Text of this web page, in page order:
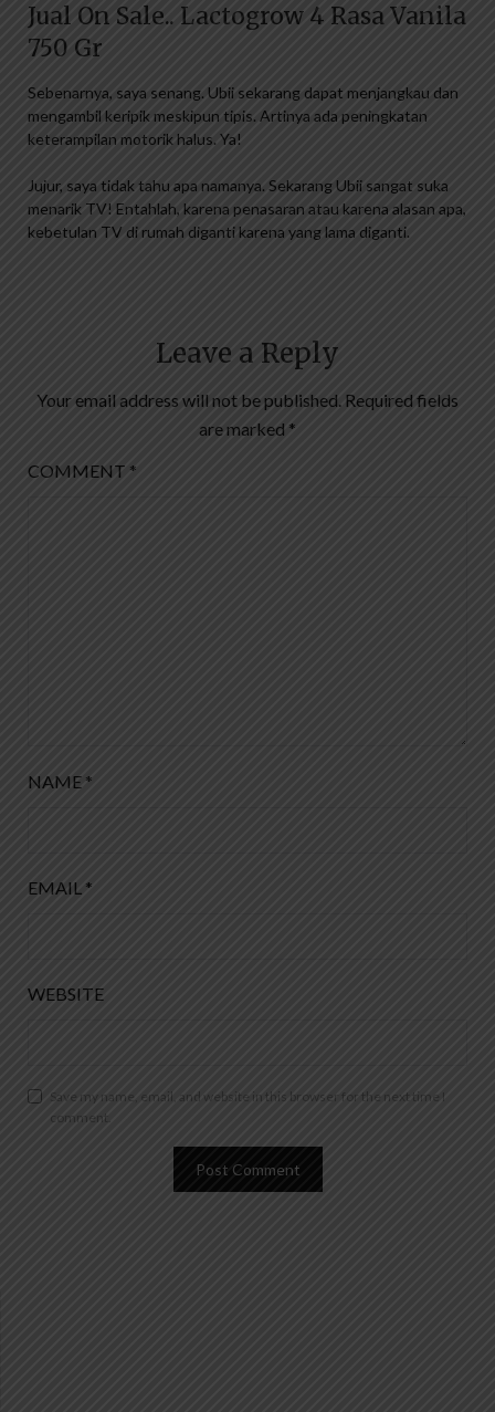
Jual On Sale.. Lactogrow 4 Rasa Vanila
750 Gr
Sebenarnya, saya senang. Ubii sekarang dapat menjangkau dan
mengambil keripik meskipun tipis. Artinya ada peningkatan
keterampilan motorik halus. Ya!
Jujur, saya tidak tahu apa namanya. Sekarang Ubii sangat suka
menarik TV! Entahlah, karena penasaran atau karena alasan apa,
kebetulan TV di rumah diganti karena yang lama diganti.
Leave a Reply
Your email address will not be published. Required fields
are marked *
COMMENT *
NAME *
EMAIL *
WEBSITE
Save my name, email, and website in this browser for the next time I
comment.